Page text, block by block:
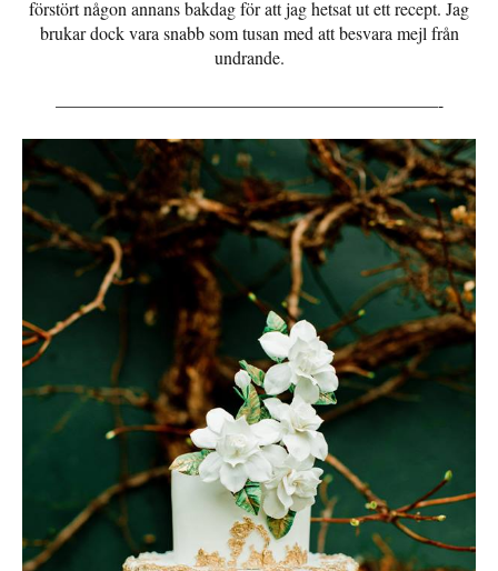
förstört någon annans bakdag för att jag hetsat ut ett recept. Jag
brukar dock vara snabb som tusan med att besvara mejl från
undrande.
—————————————————————–-